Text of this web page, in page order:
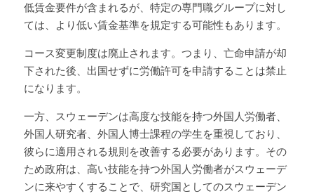
低賃金要件が含まれるが、特定の専門職グループに対し
ては、より低い賃金基準を規定する可能性もあります。
コース変更制度は廃止されます。つまり、亡命申請が却
下された後、出国せずに労働許可を申請することは禁止
になります。
一方、スウェーデンは高度な技能を持つ外国人労働者、
外国人研究者、外国人博士課程の学生を重視しており、
彼らに適用される規則を改善する必要があります。その
ため政府は、高い技能を持つ外国人労働者がスウェーデ
ンに来やすくすることで、研究国としてのスウェーデン